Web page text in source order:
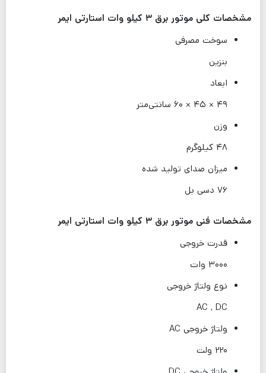
مشخصات کلی موتور برق ۳ کیلو وات استارتی ایمر
سوخت مصرفی
بنزین
ابعاد
۴۹ × ۴۵ × ۶۰ سانتی‌متر
وزن
۴۸ کیلوگرم
میزان صدای تولید شده
۷۶ دسی بل
مشخصات فنی موتور برق ۳ کیلو وات استارتی ایمر
قدرت خروجی
۳۰۰۰ وات
نوع ولتاژ خروجی
AC , DC
ولتاژ خروجی AC
۲۲۰ ولت